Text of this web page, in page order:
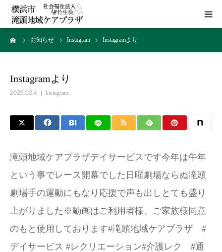
お知らせ Instagram Instagramより
Instagramより
2026.02.4 Instagram
滝頭地域ケアプラザデイサービスです️今年は午年
という事でレース開幕でした日曜劇場ならぬ滝頭
劇場手の運動にもなり応援で声も出しとても盛り
上がりました※動画はご利用者様、ご家族様同意
のもと使用しております#滝頭地域ケアプラザ #
デイサービス #レクリエーション#介護レク #通
HOME
施設概要
アクセス
お問い合わせ